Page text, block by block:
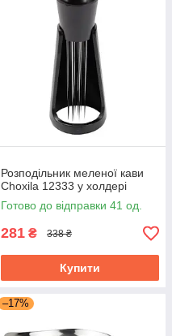
Розподільник меленої кави
Choxila 12333 у холдері
Готово до відправки 41 од.
281 ₴ 338 ₴
Купити
–17%